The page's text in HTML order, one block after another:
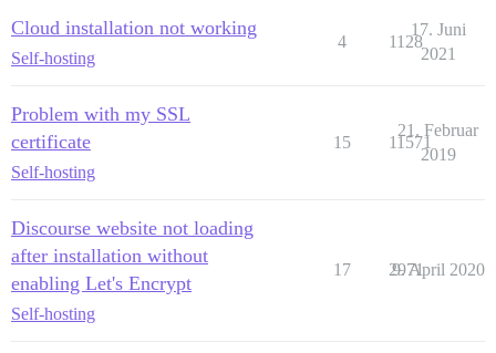
Cloud installation not working
Self-hosting
4 1128
17. Juni
2021
Problem with my SSL
certificate
Self-hosting
15 11571
21. Februar
2019
Discourse website not loading
after installation without
enabling Let's Encrypt
Self-hosting
17 2971
9. April 2020